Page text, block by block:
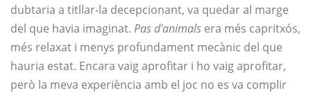
dubtaria a titllar-la decepcionant, va quedar al marge
del que havia imaginat. Pas d'animals era més capritxós,
més relaxat i menys profundament mecànic del que
hauria estat. Encara vaig aprofitar i ho vaig aprofitar,
però la meva experiència amb el joc no es va complir